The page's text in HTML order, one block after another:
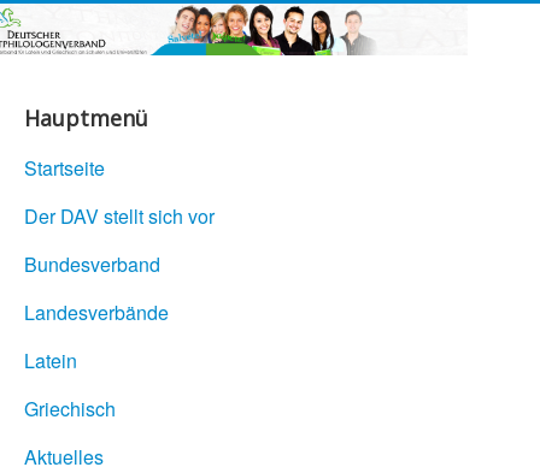
Hauptmenü
Startseite
Der DAV stellt sich vor
Bundesverband
Landesverbände
Latein
Griechisch
Aktuelles